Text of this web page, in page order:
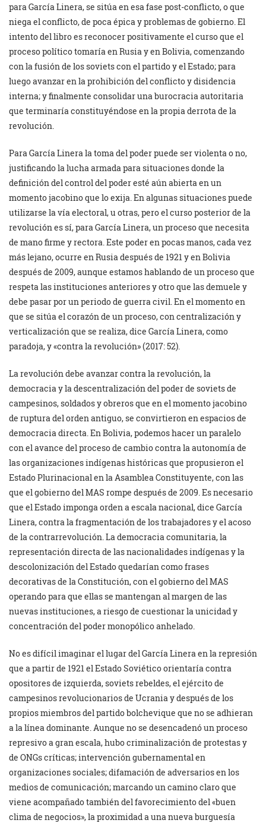
para García Linera, se sitúa en esa fase post-conflicto, o que
niega el conflicto, de poca épica y problemas de gobierno. El
intento del libro es reconocer positivamente el curso que el
proceso político tomaría en Rusia y en Bolivia, comenzando
con la fusión de los soviets con el partido y el Estado; para
luego avanzar en la prohibición del conflicto y disidencia
interna; y finalmente consolidar una burocracia autoritaria
que terminaría constituyéndose en la propia derrota de la
revolución.
Para García Linera la toma del poder puede ser violenta o no,
justificando la lucha armada para situaciones donde la
definición del control del poder esté aún abierta en un
momento jacobino que lo exija. En algunas situaciones puede
utilizarse la vía electoral, u otras, pero el curso posterior de la
revolución es sí, para García Linera, un proceso que necesita
de mano firme y rectora. Este poder en pocas manos, cada vez
más lejano, ocurre en Rusia después de 1921 y en Bolivia
después de 2009, aunque estamos hablando de un proceso que
respeta las instituciones anteriores y otro que las demuele y
debe pasar por un periodo de guerra civil. En el momento en
que se sitúa el corazón de un proceso, con centralización y
verticalización que se realiza, dice García Linera, como
paradoja, y «contra la revolución» (2017: 52).
La revolución debe avanzar contra la revolución, la
democracia y la descentralización del poder de soviets de
campesinos, soldados y obreros que en el momento jacobino
de ruptura del orden antiguo, se convirtieron en espacios de
democracia directa. En Bolivia, podemos hacer un paralelo
con el avance del proceso de cambio contra la autonomía de
las organizaciones indígenas históricas que propusieron el
Estado Plurinacional en la Asamblea Constituyente, con las
que el gobierno del MAS rompe después de 2009. Es necesario
que el Estado imponga orden a escala nacional, dice García
Linera, contra la fragmentación de los trabajadores y el acoso
de la contrarrevolución. La democracia comunitaria, la
representación directa de las nacionalidades indígenas y la
descolonización del Estado quedarían como frases
decorativas de la Constitución, con el gobierno del MAS
operando para que ellas se mantengan al margen de las
nuevas instituciones, a riesgo de cuestionar la unicidad y
concentración del poder monopólico anhelado.
No es difícil imaginar el lugar del García Linera en la represión
que a partir de 1921 el Estado Soviético orientaría contra
opositores de izquierda, soviets rebeldes, el ejército de
campesinos revolucionarios de Ucrania y después de los
propios miembros del partido bolchevique que no se adhieran
a la línea dominante. Aunque no se desencadenó un proceso
represivo a gran escala, hubo criminalización de protestas y
de ONGs críticas; intervención gubernamental en
organizaciones sociales; difamación de adversarios en los
medios de comunicación; marcando un camino claro que
viene acompañado también del favorecimiento del «buen
clima de negocios», la proximidad a una nueva burguesía